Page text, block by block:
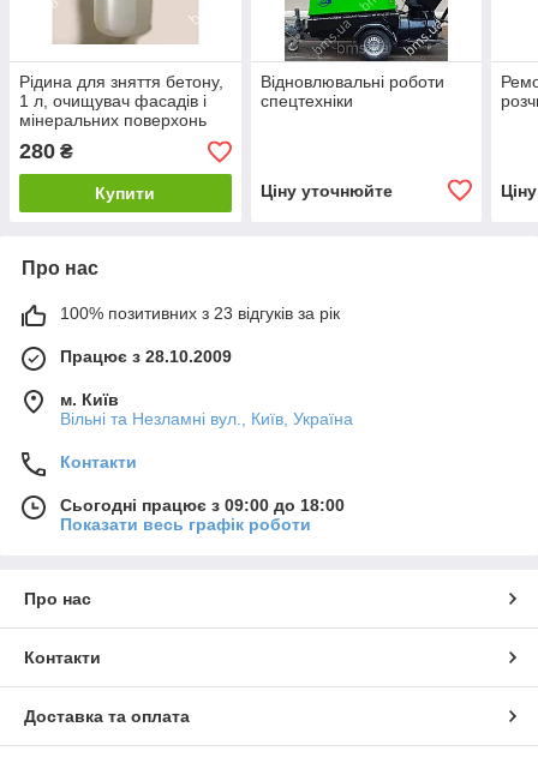
Рідина для зняття бетону,
1 л, очищувач фасадів і
мінеральних поверхонь
280 ₴
Купити
Відновлювальні роботи
спецтехніки
Ціну уточнюйте
Про нас
100% позитивних з 23 відгуків за рік
Працює з 28.10.2009
м. Київ
Вільні та Незламні вул., Київ, Україна
Контакти
Сьогодні працює з 09:00 до 18:00
Показати весь графік роботи
Про нас
Контакти
Доставка та оплата